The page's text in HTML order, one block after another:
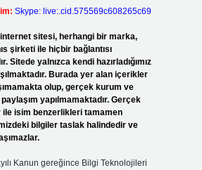
Skype: live:.cid.575569c608265c69
sitesi, herhangi bir marka,
şirketi ile hiçbir bağlantısı
Sitede yalnızca kendi hazırladığımız
Burada yer alan içerikler
olup, gerçek kurum ve
yapılmamaktadır. Gerçek
ile isim benzerlikleri tamamen
bilgiler taslak halindedir ve
Kanun gereğince Bilgi Teknolojileri